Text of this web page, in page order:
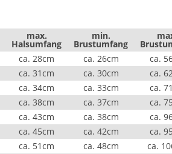
max.
Halsumfang
min.
Brustumfang
ca. 28cm ca. 26cm
ca.
ca. 31cm ca. 30cm
ca.
ca. 34cm ca. 33cm
ca.
ca. 38cm ca. 37cm
ca.
ca. 43cm ca. 38cm
ca.
ca. 45cm ca. 42cm
ca.
ca. 51cm ca. 48cm
ca.